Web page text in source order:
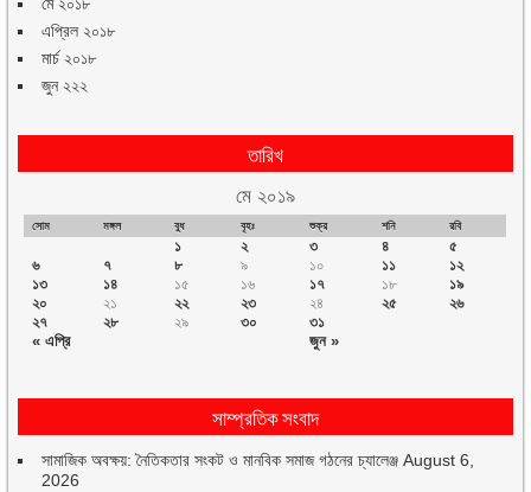
এপ্রিল ২০১৮
মার্চ ২০১৮
জুন ২২২
তারিখ
মে ২০১৯
সোম মঙ্গল বুধ বৃহঃ শুক্র শনি রবি
« এপ্রি জুন »
১ ২ ৩ ৪
৫
৬
৭ ৮ ৯ ১০ ১১
১২
১৩
১৪ ১৫ ১৬ ১৭ ১৮
১৯
২০
২১ ২২ ২৩ ২৪ ২৫
২৬
২৭
২৮ ২৯ ৩০ ৩১
সাম্প্রতিক সংবাদ
সামাজিক অবক্ষয়: নৈতিকতার সংকট ও মানবিক সমাজ গঠনের চ্যালেঞ্জ August 6,
2026